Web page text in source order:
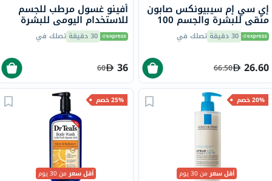
إي سي إم سيبيونكس صابون
منقي للبشرة والجسم 100
جرام 30 دقيقة تصلك في
26.60
66.50
أفينو غسول مرطب للجسم
للاستخدام اليومي للبشرة
العادية إلى الجافة، 500 مل
30 دقيقة تصلك في
36
60
20% خصم
أقل سعرمن 30 يوم
25% خصم
أقل سعرمن 30 يوم